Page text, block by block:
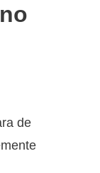
de